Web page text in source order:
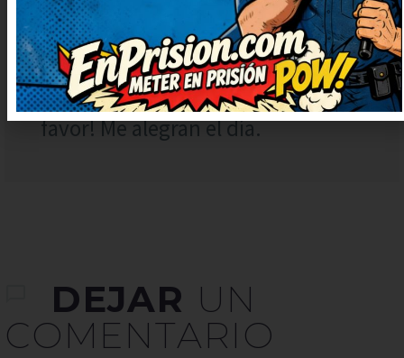
Seguid publicando más, que
alegran un montón. El juego de
palabras está finísimo, me ha
sorprendido. ¡Más de estos, por
favor! Me alegran el día.
DEJAR UN
COMENTARIO